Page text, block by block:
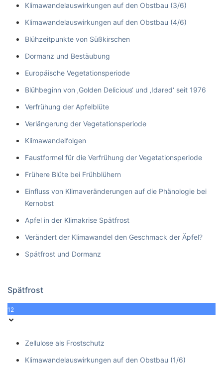
Klimawandelauswirkungen auf den Obstbau (3/6)
Klimawandelauswirkungen auf den Obstbau (4/6)
Blühzeitpunkte von Süßkirschen
Dormanz und Bestäubung
Europäische Vegetationsperiode
Blühbeginn von ‚Golden Delicious‘ und ‚Idared‘ seit 1976
Verfrühung der Apfelblüte
Verlängerung der Vegetationsperiode
Klimawandelfolgen
Faustformel für die Verfrühung der Vegetationsperiode
Frühere Blüte bei Frühblühern
Einfluss von Klimaveränderungen auf die Phänologie bei
Kernobst
Apfel in der Klimakrise Spätfrost
Verändert der Klimawandel den Geschmack der Äpfel?
Spätfrost und Dormanz
Spätfrost
12
Zellulose als Frostschutz
Klimawandelauswirkungen auf den Obstbau (1/6)